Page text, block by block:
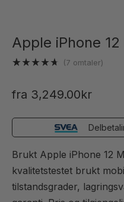
Apple iPhone
basert på
(7 omtaler)
fra 3,249.00kr
Brukt Apple iPhone 12
kvalitetstestet brukt
tilstandsgrader,